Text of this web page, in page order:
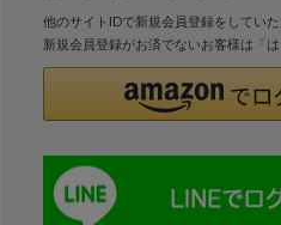
他のサイトIDで新規会員登録をしてい
新規会員登録がお済でないお客様は「